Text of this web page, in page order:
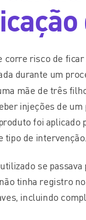
corre risco de
durante um
mãe de três
injeções de
foi aplicado
tipo de intervenção.
se passava
tinha registro
incluindo